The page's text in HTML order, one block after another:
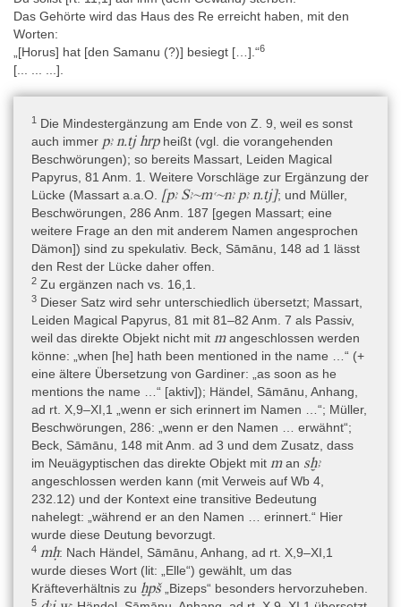
Das Gehörte wird das Haus des Re erreicht haben, mit den
Worten:
„[Horus] hat [den Samanu (?)] besiegt […].“6
[... ... ...].
1 Die Mindestergänzung am Ende von Z. 9, weil es sonst
auch immer pꜣ n.tj hrpheißt (vgl. die vorangehenden
Beschwörungen); so bereits Massart, Leiden Magical
Papyrus, 81 Anm. 1. Weitere Vorschläge zur Ergänzung der
Lücke (Massart a.a.O. [pꜣ Sꜣ~mꜥ~nꜣ pꜣ n.tj]; und Müller,
Beschwörungen, 286 Anm. 187 [gegen Massart; eine
weitere Frage an den mit anderem Namen angesprochen
Dämon]) sind zu spekulativ. Beck, Sāmānu, 148 ad 1 lässt
den Rest der Lücke daher offen.
2 Zu ergänzen nach vs. 16,1.
3 Dieser Satz wird sehr unterschiedlich übersetzt; Massart,
Leiden Magical Papyrus, 81 mit 81–82 Anm. 7 als Passiv,
weil das direkte Objekt nicht mit mangeschlossen werden
könne: „when [he] hath been mentioned in the name …“ (+
eine ältere Übersetzung von Gardiner: „as soon as he
mentions the name …“ [aktiv]); Händel, Sāmānu, Anhang,
ad rt. X,9–XI,1 „wenn er sich erinnert im Namen …“; Müller,
Beschwörungen, 286: „wenn er den Namen … erwähnt“;
Beck, Sāmānu, 148 mit Anm. ad 3 und dem Zusatz, dass
im Neuägyptischen das direkte Objekt mit man sḫꜣ
angeschlossen werden kann (mit Verweis auf Wb 4,
232.12) und der Kontext eine transitive Bedeutung
nahelegt: „während er an den Namen … erinnert.“ Hier
wurde diese Deutung bevorzugt.
4 mḥ: Nach Händel, Sāmānu, Anhang, ad rt. X,9–XI,1
wurde dieses Wort (lit: „Elle“) gewählt, um das
Kräfteverhältnis zu ḫpš„Bizeps“ besonders hervorzuheben.
5